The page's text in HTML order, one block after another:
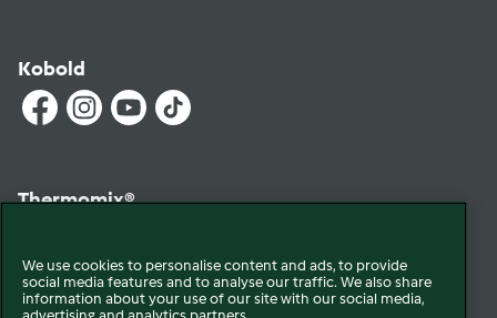
Kobold
Thermomix®
We use cookies to personalise content and ads, to provide
social media features and to analyse our traffic. We also share
information about your use of our site with our social media,